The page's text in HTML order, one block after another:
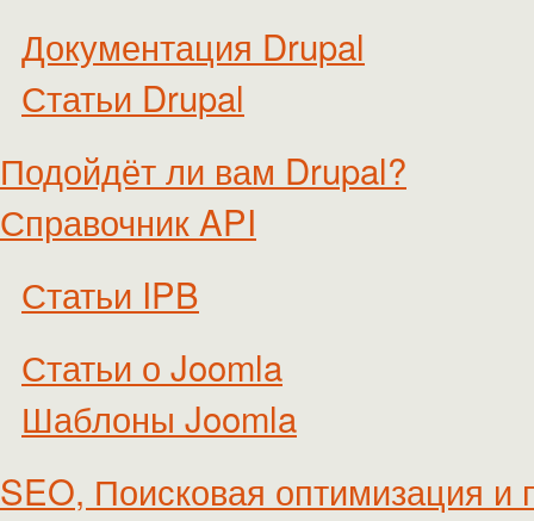
Документация Drupal
Статьи Drupal
Подойдёт ли вам Drupal?
Справочник API
Статьи IPB
Статьи о Joomla
Шаблоны Joomla
SEO, Поисковая оптимизация и